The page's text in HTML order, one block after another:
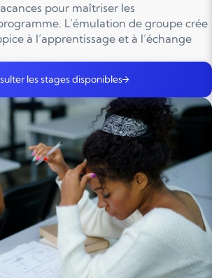
pour maîtriser les
L’émulation de groupe crée
à l’apprentissage et à l’échange
les stages disponibles